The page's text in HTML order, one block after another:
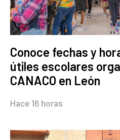
Conoce fechas y
útiles escolares
CANACO en León
Hace 16 horas